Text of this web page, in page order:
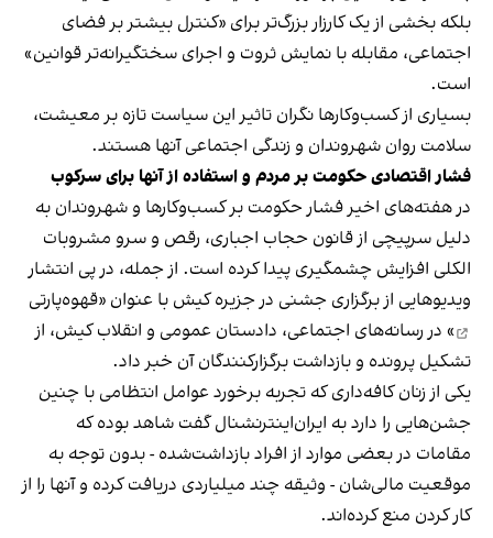
بلکه بخشی از یک کارزار بزرگ‌تر برای «کنترل بیشتر بر فضای
اجتماعی، مقابله با نمایش ثروت و اجرای سختگیرانه‌تر قوانین»
است.
بسیاری از کسب‌وکارها نگران تاثیر این سیاست‌ تازه بر معیشت،
سلامت روان شهروندان و زندگی اجتماعی آنها هستند.
فشار اقتصادی حکومت بر مردم و استفاده از آنها برای سرکوب
در هفته‌های اخیر فشار حکومت بر کسب‌وکارها و شهروندان به
دلیل سرپیچی از قانون حجاب اجباری، رقص و سرو مشروبات
الکلی افزایش چشمگیری پیدا کرده است. از جمله، در پی انتشار
ویدیوهایی از برگزاری جشنی در جزیره کیش با عنوان «قهوه‌پارتی
» در رسانه‌های اجتماعی، دادستان عمومی و انقلاب کیش، از
تشکیل پرونده و بازداشت برگزارکنندگان آن خبر داد.
یکی از زنان کافه‌داری که تجربه برخورد عوامل انتظامی با چنین
جشن‌هایی را دارد به ایران‌اینترنشنال گفت شاهد بوده که
مقامات در بعضی موارد از افراد بازداشت‌‌شده - بدون توجه به
موقعیت مالی‌شان - وثیقه چند میلیاردی دریافت کرده و آنها را از
کار کردن منع کرده‌اند.